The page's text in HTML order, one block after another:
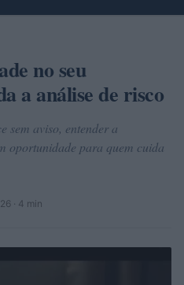
no seu
a análise de risco
sem aviso, entender a
oportunidade para quem cuida
· 4 min